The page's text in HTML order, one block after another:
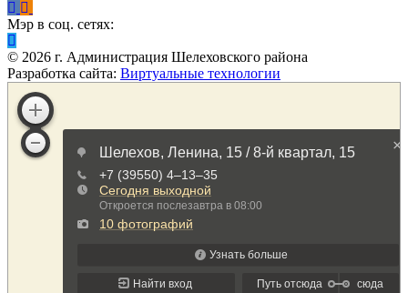
Мэр в соц. сетях:
© 2026 г. Администрация Шелеховского района
Разработка сайта: Виртуальные технологии